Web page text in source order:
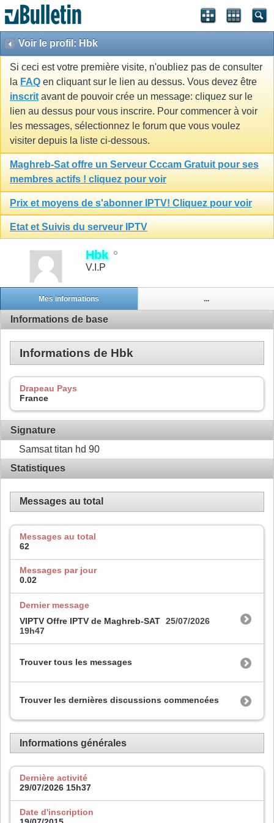
Voir le profil: Hbk
Si ceci est votre première visite, n'oubliez pas de consulter
la FAQ en cliquant sur le lien au dessus. Vous devez être
inscrit avant de pouvoir crée un message: cliquez sur le
lien au dessus pour vous inscrire. Pour commencer à voir
les messages, sélectionnez le forum que vous voulez
visiter depuis la liste ci-dessous.
Maghreb-Sat offre un Serveur Cccam Gratuit pour ses
membres actifs ! cliquez pour voir
Prix et moyens de s'abonner IPTV! Cliquez pour voir
Etat et Suivis du serveur IPTV
Hbk
V.I.P
Mes informations ...
Informations de base
Informations de Hbk
Drapeau Pays
France
Signature
Samsat titan hd 90
Statistiques
Messages au total
Messages au total
62
Messages par jour
0.02
Dernier message
VIPTV Offre IPTV de Maghreb-SAT 25/07/2026
19h47
Trouver tous les messages
Trouver les dernières discussions commencées
Informations générales
Dernière activité
29/07/2026 15h37
Date d'inscription